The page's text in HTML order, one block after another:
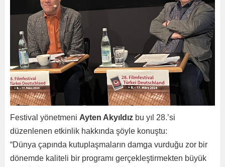
Festival yönetmeni Ayten Akyıldız bu yıl 28.’si
düzenlenen etkinlik hakkında şöyle konuştu:
“Dünya çapında kutuplaşmaların damga vurduğu zor bir
dönemde kaliteli bir programı gerçekleştirmekten büyük